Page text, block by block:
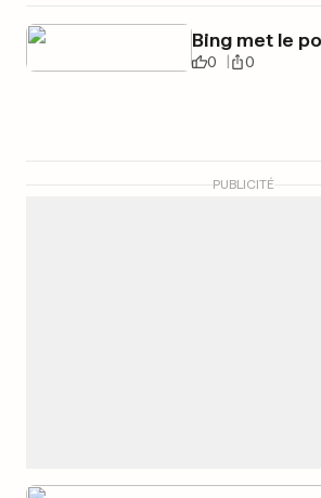
Bing met le
0 0
PUBLICITÉ